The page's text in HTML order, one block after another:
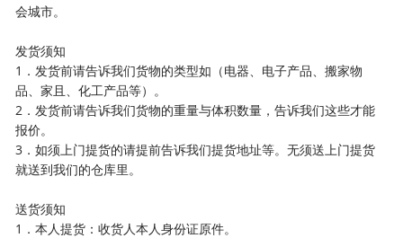
会城市。
发货须知
1．发货前请告诉我们货物的类型如（电器、电子产品、搬家物
品、家且、化工产品等）。
2．发货前请告诉我们货物的重量与体积数量，告诉我们这些才能
报价。
3．如须上门提货的请提前告诉我们提货地址等。无须送上门提货
就送到我们的仓库里。
送货须知
1．本人提货：收货人本人身份证原件。